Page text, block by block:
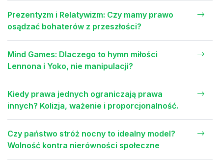
Prezentyzm i Relatywizm: Czy mamy prawo
osądzać bohaterów z przeszłości?
Mind Games: Dlaczego to hymn miłości
Lennona i Yoko, nie manipulacji?
Kiedy prawa jednych ograniczają prawa
innych? Kolizja, ważenie i proporcjonalność.
Czy państwo stróż nocny to idealny model?
Wolność kontra nierówności społeczne